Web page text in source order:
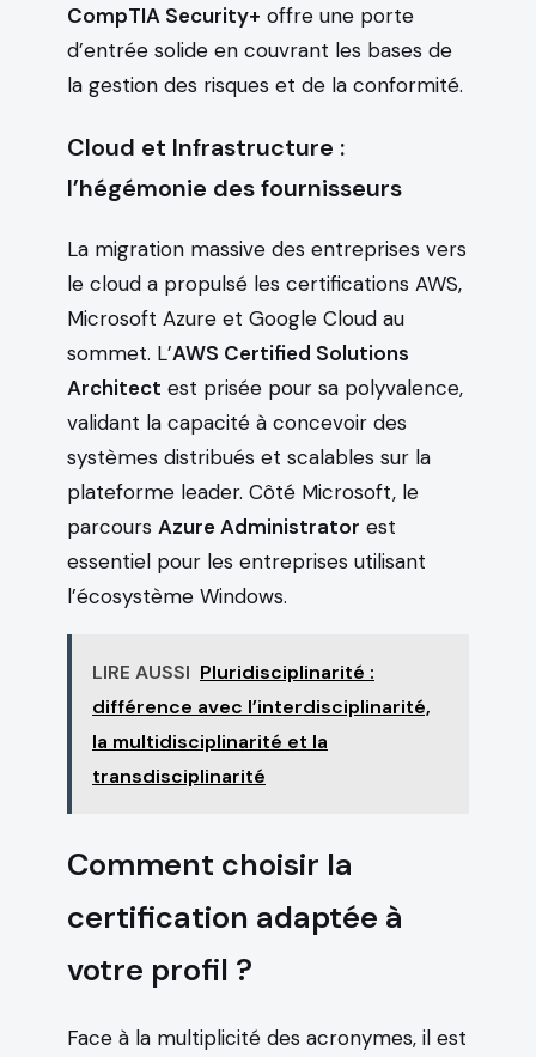
CompTIA Security+ offre une porte
d’entrée solide en couvrant les bases de
la gestion des risques et de la conformité.
Cloud et Infrastructure :
l’hégémonie des fournisseurs
La migration massive des entreprises vers
le cloud a propulsé les certifications AWS,
Microsoft Azure et Google Cloud au
sommet. L’AWS Certified Solutions
Architect est prisée pour sa polyvalence,
validant la capacité à concevoir des
systèmes distribués et scalables sur la
plateforme leader. Côté Microsoft, le
parcours Azure Administrator est
essentiel pour les entreprises utilisant
l’écosystème Windows.
LIRE AUSSI Pluridisciplinarité :
différence avec l’interdisciplinarité,
la multidisciplinarité et la
transdisciplinarité
Comment choisir la
certification adaptée à
votre profil ?
Face à la multiplicité des acronymes, il est